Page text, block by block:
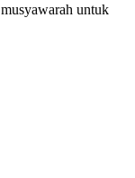
untuk